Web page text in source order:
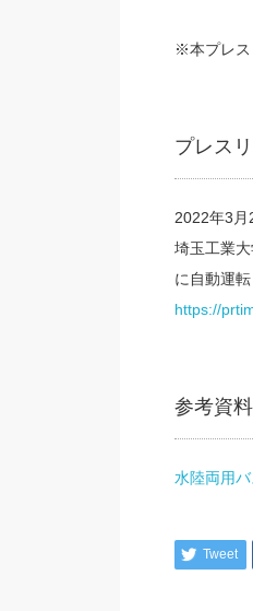
※本プレス
プレス
2022年3月
埼玉工業
に自動運
https://
参考資料
水陸両用
Tweet